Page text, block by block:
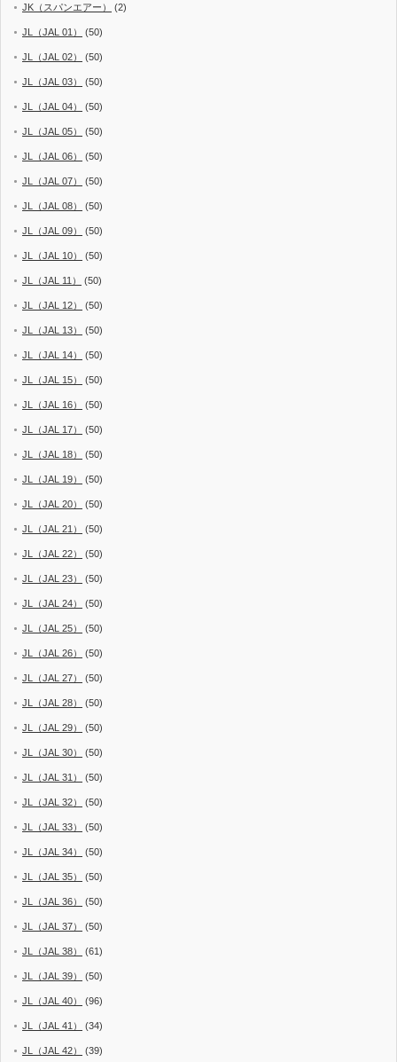
JK（スパンエアー） (2)
JL（JAL 01） (50)
JL（JAL 02） (50)
JL（JAL 03） (50)
JL（JAL 04） (50)
JL（JAL 05） (50)
JL（JAL 06） (50)
JL（JAL 07） (50)
JL（JAL 08） (50)
JL（JAL 09） (50)
JL（JAL 10） (50)
JL（JAL 11） (50)
JL（JAL 12） (50)
JL（JAL 13） (50)
JL（JAL 14） (50)
JL（JAL 15） (50)
JL（JAL 16） (50)
JL（JAL 17） (50)
JL（JAL 18） (50)
JL（JAL 19） (50)
JL（JAL 20） (50)
JL（JAL 21） (50)
JL（JAL 22） (50)
JL（JAL 23） (50)
JL（JAL 24） (50)
JL（JAL 25） (50)
JL（JAL 26） (50)
JL（JAL 27） (50)
JL（JAL 28） (50)
JL（JAL 29） (50)
JL（JAL 30） (50)
JL（JAL 31） (50)
JL（JAL 32） (50)
JL（JAL 33） (50)
JL（JAL 34） (50)
JL（JAL 35） (50)
JL（JAL 36） (50)
JL（JAL 37） (50)
JL（JAL 38） (61)
JL（JAL 39） (50)
JL（JAL 40） (96)
JL（JAL 41） (34)
JL（JAL 42） (39)